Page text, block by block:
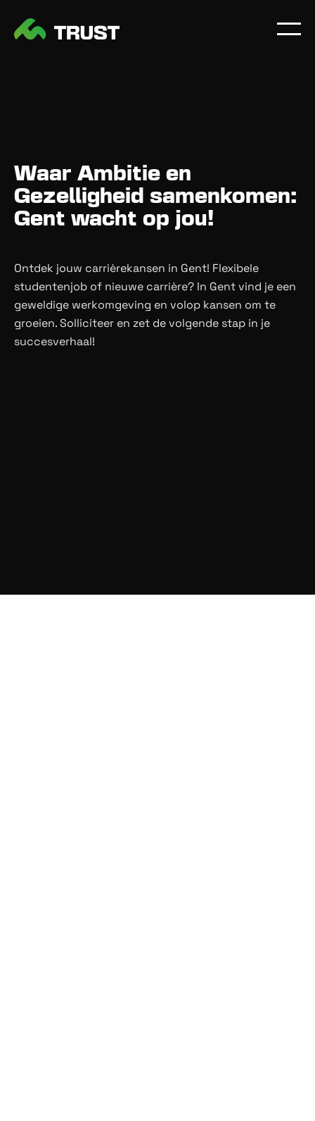
Waar Ambitie en
Gezelligheid samenkomen:
Gent wacht op jou!
Ontdek jouw carrièrekansen in Gent! Flexibele
studentenjob of nieuwe carrière? In Gent vind je een
geweldige werkomgeving en volop kansen om te
groeien. Solliciteer en zet de volgende stap in je
succesverhaal!